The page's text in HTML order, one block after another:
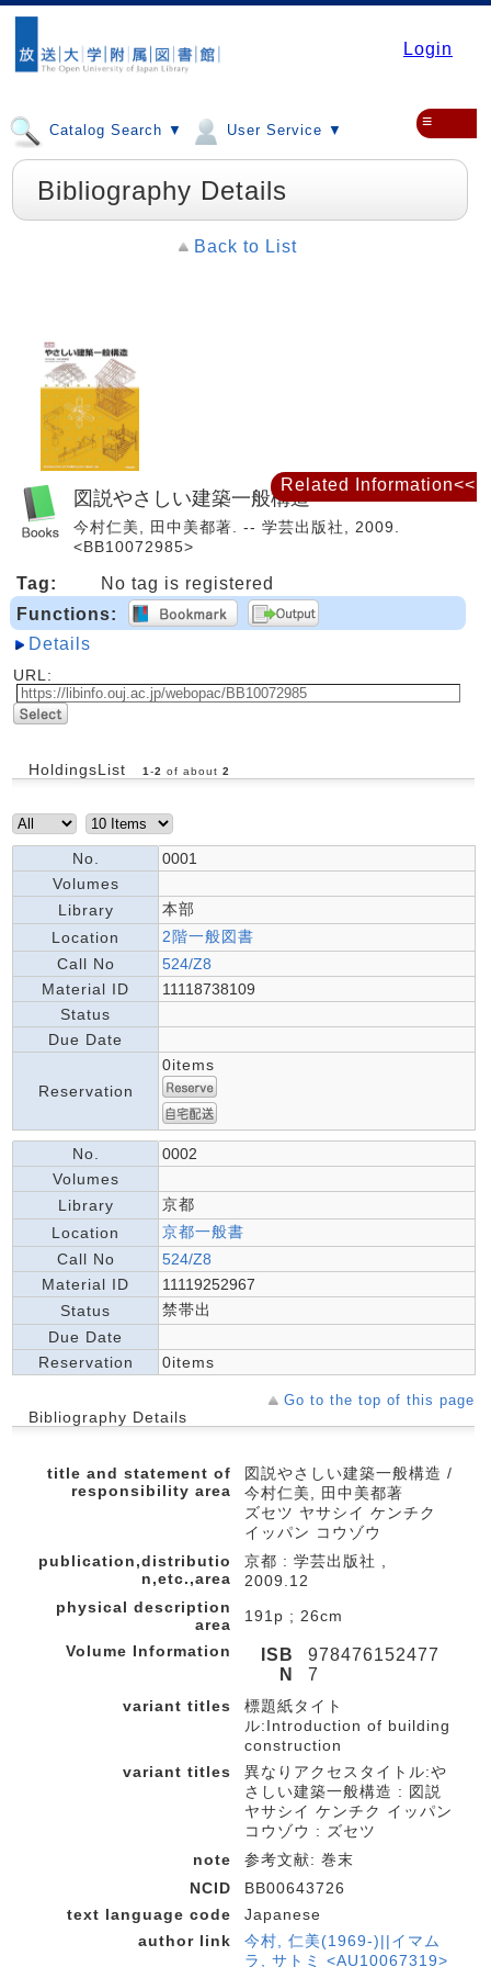
Login
Catalog Search ▼ User Service ▼ ≡
Bibliography Details
Back to List
図説やさしい建築一般構造
今村仁美, 田中美都著. -- 学芸出版社, 2009.
<BB10072985>
Tag:
No tag is registered
Functions:
Details
URL:
HoldingsList 1 -2 of about 2
No.
0001
Volumes
Library
本部
Location
2階一般図書
Call No
524/Z8
Material ID
11118738109
Status
Due Date
Reservation
0items
No.
0002
Volumes
Library
京都
Location
京都一般書
Call No
524/Z8
Material ID
11119252967
Status
禁帯出
Due Date
Reservation
0items
Go to the top of this page
Bibliography Details
title and statement of
responsibility area
図説やさしい建築一般構造 /
今村仁美, 田中美都著
ズセツ ヤサシイ ケンチク
イッパン コウゾウ
publication,distributio
n,etc.,area
京都 : 学芸出版社 ,
2009.12
physical description
area
191p ; 26cm
Volume Information
ISB
N
978476152477
7
variant titles
標題紙タイト
ル:Introduction of building
construction
variant titles
異なりアクセスタイトル:や
さしい建築一般構造 : 図説
ヤサシイ ケンチク イッパン
コウゾウ : ズセツ
note
参考文献: 巻末
NCID
BB00643726
text language code
Japanese
author link
今村, 仁美(1969-)||イマム
ラ, サトミ <AU10067319>
Related Information<<